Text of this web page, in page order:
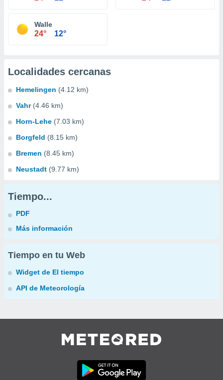
Walle
24° 12°
Localidades cercanas
Hemelingen (4.12 km)
Vahr (4.46 km)
Horn-Lehe (7.03 km)
Borgfeld (8.15 km)
Bremen (8.45 km)
Neustadt (9.77 km)
Tiempo...
PDF
Más información
Tiempo en tu Web
Widget de El tiempo
API de Meteorología